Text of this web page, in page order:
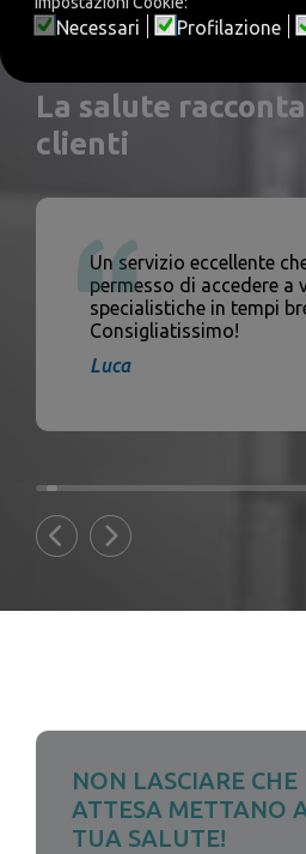
La salute
clienti
Un servizio eccellente
permesso di accedere a
specialistiche in tempi
Consigliatissimo!
Luca
123
NON LASCIARE
ATTESA METTANO
TUA SALUTE!